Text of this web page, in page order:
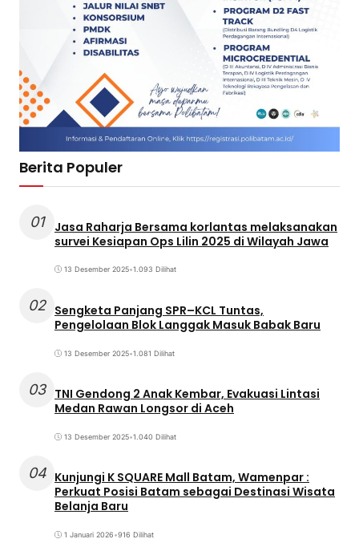
Berita Populer
01
Jasa Raharja Bersama korlantas melaksanakan
survei Kesiapan Ops Lilin 2025 di Wilayah Jawa
13 Desember 2025•1.093 Dilihat
02 Sengketa Panjang SPR–KCL Tuntas,
Pengelolaan Blok Langgak Masuk Babak Baru
13 Desember 2025•1.081 Dilihat
03 TNI Gendong 2 Anak Kembar, Evakuasi Lintasi
Medan Rawan Longsor di Aceh
13 Desember 2025•1.040 Dilihat
04 Kunjungi K SQUARE Mall Batam, Wamenpar :
Perkuat Posisi Batam sebagai Destinasi Wisata
Belanja Baru
1 Januari 2026•916 Dilihat